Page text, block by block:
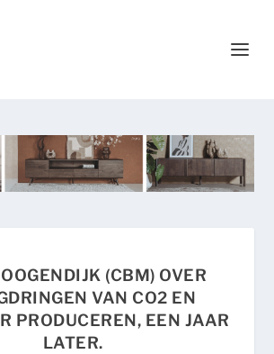
(CBM) OVER
VAN CO2 EN
PRODUCEREN, EEN JAAR
LATER.